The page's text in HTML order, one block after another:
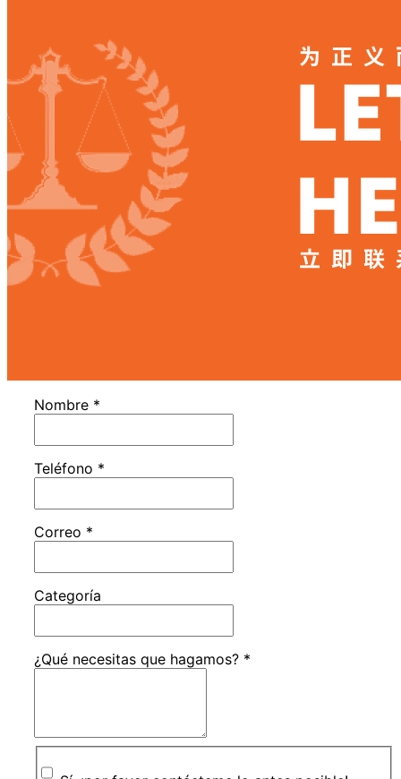
Nombre *
Teléfono *
Correo *
Categoría
¿Qué necesitas que hagamos? *